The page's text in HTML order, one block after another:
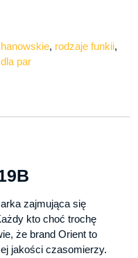
, rodzaje funkii,
par
zajmująca się
kto choć trochę
że brand Orient to
jakości czasomierzy.